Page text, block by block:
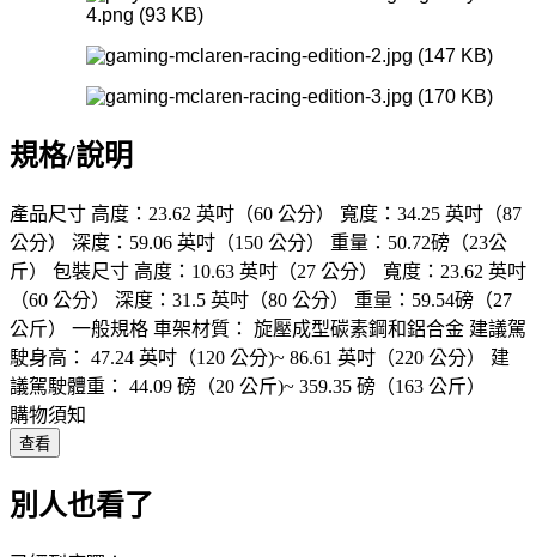
規格/說明
產品尺寸 高度：23.62 英吋（60 公分） 寬度：34.25 英吋（87
公分） 深度：59.06 英吋（150 公分） 重量：50.72磅（23公
斤） 包裝尺寸 高度：10.63 英吋（27 公分） 寬度：23.62 英吋
（60 公分） 深度：31.5 英吋（80 公分） 重量：59.54磅（27
公斤） 一般規格 車架材質： 旋壓成型碳素鋼和鋁合金 建議駕
駛身高： 47.24 英吋（120 公分)~ 86.61 英吋（220 公分） 建
議駕駛體重： 44.09 磅（20 公斤)~ 359.35 磅（163 公斤）
購物須知
查看
別人也看了